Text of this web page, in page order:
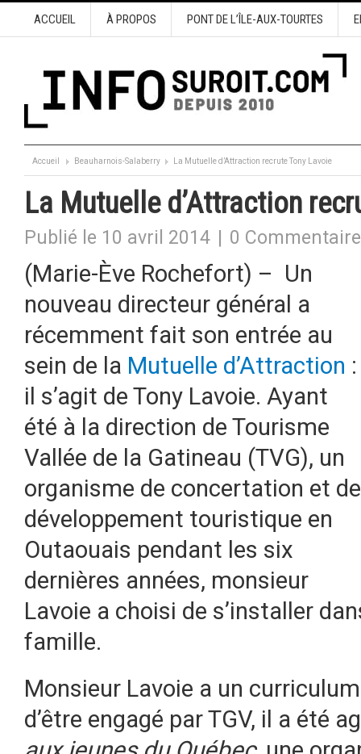
ACCUEIL À PROPOS PONT DE L’ÎLE-AUX-TOURTES
Accueil Beauharnois-Salaberry La Mutuelle d’Attraction recrute Tony Lavoie
La Mutuelle d’Attraction
Publié le 10 avril 2014 0 Commentaire
(Marie-Ève Rochefort) – Un
nouveau directeur général a
récemment fait son entrée au
sein de la Mutuelle d’Attraction :
il s’agit de Tony Lavoie. Ayant
été à la direction de Tourisme
Vallée de la Gatineau (TVG), un
organisme de concertation et de
développement touristique en
Outaouais pendant les six
dernières années, monsieur
Lavoie a choisi de s’installer
famille.
Monsieur Lavoie a un
d’être engagé par TGV, il a été